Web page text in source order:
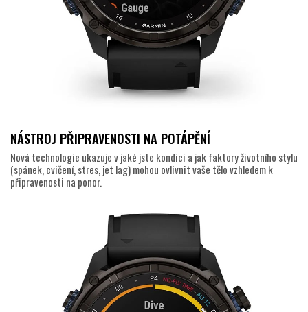
NÁSTROJ PŘIPRAVENOSTI NA POTÁPĚNÍ
Nová technologie ukazuje v jaké jste kondici a jak faktory životního stylu
(spánek, cvičení, stres, jet lag) mohou ovlivnit vaše tělo vzhledem k
připravenosti na ponor.